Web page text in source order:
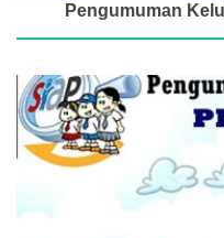
Pengumuman